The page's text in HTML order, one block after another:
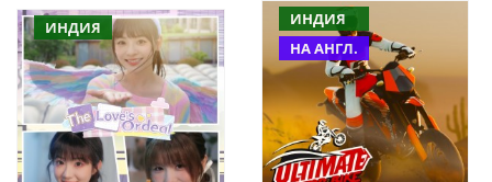
ИНДИЯ
ИНДИЯ
НА АНГЛ.